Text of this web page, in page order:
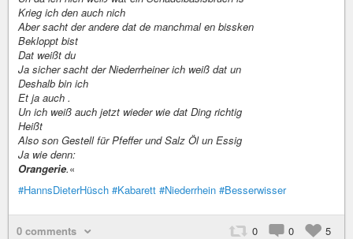
Krieg ich den auch nich
Aber sacht der andere dat de manchmal en bissken
Bekloppt bist
Dat weißt du
Ja sicher sacht der Niederrheiner ich weiß dat un
Deshalb bin ich
Et ja auch .
Un ich weiß auch jetzt wieder wie dat Ding richtig
Heißt
Also son Gestell für Pfeffer und Salz Öl un Essig
Ja wie denn:
Orangerie.«
#HannsDieterHüsch #Kabarett #Niederrhein #Besserwisser
0 comments 0 0 5